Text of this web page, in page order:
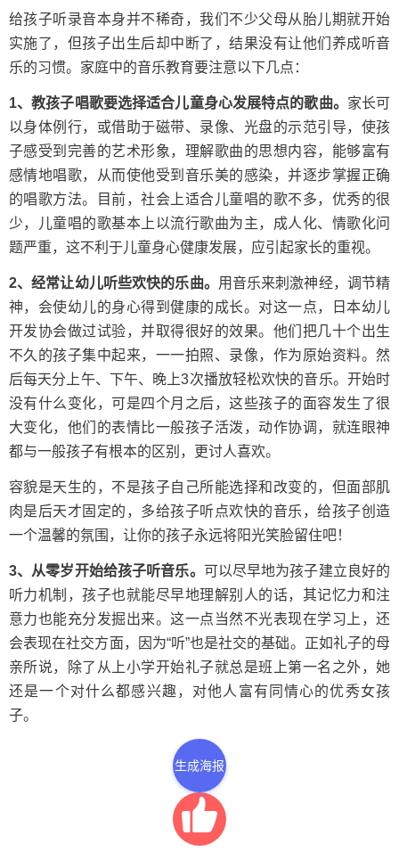
给孩子听录音本身并不稀奇，我们不少父母从胎儿期就开始
实施了，但孩子出生后却中断了，结果没有让他们养成听音
乐的习惯。家庭中的音乐教育要注意以下几点：
1、教孩子唱歌要选择适合儿童身心发展特点的歌曲。 家长可
以身体例行，或借助于磁带、录像、光盘的示范引导，使孩
子感受到完善的艺术形象，理解歌曲的思想内容，能够富有
感情地唱歌，从而使他受到音乐美的感染，并逐步掌握正确
的唱歌方法。目前，社会上适合儿童唱的歌不多，优秀的很
少，儿童唱的歌基本上以流行歌曲为主，成人化、情歌化问
题严重，这不利于儿童身心健康发展，应引起家长的重视。
2、经常让幼儿听些欢快的乐曲。 用音乐来刺激神经，调节精
神，会使幼儿的身心得到健康的成长。对这一点，日本幼儿
开发协会做过试验，并取得很好的效果。他们把几十个出生
不久的孩子集中起来，一一拍照、录像，作为原始资料。然
后每天分上午、下午、晚上3次播放轻松欢快的音乐。开始时
没有什么变化，可是四个月之后，这些孩子的面容发生了很
大变化，他们的表情比一般孩子活泼，动作协调，就连眼神
都与一般孩子有根本的区别，更讨人喜欢。
容貌是天生的，不是孩子自己所能选择和改变的，但面部肌
肉是后天才固定的，多给孩子听点欢快的音乐，给孩子创造
一个温馨的氛围，让你的孩子永远将阳光笑脸留住吧！
3、从零岁开始给孩子听音乐。 可以尽早地为孩子建立良好的
听力机制，孩子也就能尽早地理解别人的话，其记忆力和注
意力也能充分发掘出来。这一点当然不光表现在学习上，还
会表现在社交方面，因为“听”也是社交的基础。正如礼子的母
亲所说，除了从上小学开始礼子就总是班上第一名之外，她
还是一个对什么都感兴趣，对他人富有同情心的优秀女孩
子。
生成海报